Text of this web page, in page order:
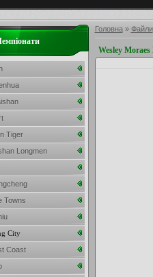
Головна» Файли
Wesley
Tiger
Longmen
Towns
City
Coast